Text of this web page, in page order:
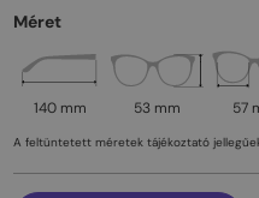
Méret
140 mm 53 mm 57
A feltüntetett méretek tájékoztató